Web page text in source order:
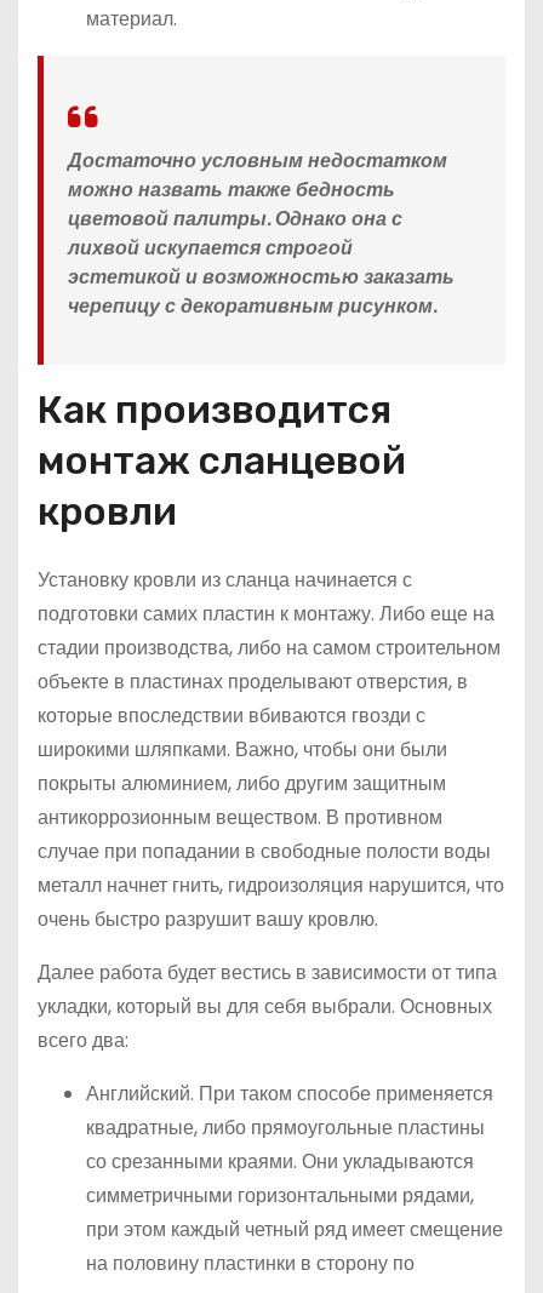
материал.
Достаточно условным недостатком
можно назвать также бедность
цветовой палитры. Однако она с
лихвой искупается строгой
эстетикой и возможностью заказать
черепицу с декоративным рисунком.
Как производится
монтаж сланцевой
кровли
Установку кровли из сланца начинается с
подготовки самих пластин к монтажу. Либо еще на
стадии производства, либо на самом строительном
объекте в пластинах проделывают отверстия, в
которые впоследствии вбиваются гвозди с
широкими шляпками. Важно, чтобы они были
покрыты алюминием, либо другим защитным
антикоррозионным веществом. В противном
случае при попадании в свободные полости воды
металл начнет гнить, гидроизоляция нарушится, что
очень быстро разрушит вашу кровлю.
Далее работа будет вестись в зависимости от типа
укладки, который вы для себя выбрали. Основных
всего два:
Английский. При таком способе применяется
квадратные, либо прямоугольные пластины
со срезанными краями. Они укладываются
симметричными горизонтальными рядами,
при этом каждый четный ряд имеет смещение
на половину пластинки в сторону по